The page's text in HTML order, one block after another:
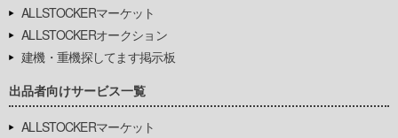
ALLSTOCKERマーケット
ALLSTOCKERオークション
建機・重機探してます掲示板
出品者向けサービス一覧
ALLSTOCKERマーケット